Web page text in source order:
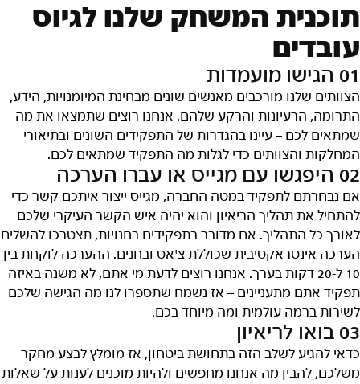
תוכנית המשחק שלנו לגיוס
עובדים
01 הגישו מועמדות
הצוותים שלנו מורכבים מאנשים שונים מבחינת המיומנויות, הידע,
התרומה, הרעיונות והרקע שלהם. אנחנו רוצים שתמצאו את מה
שמתאים לכם – עיינו בהגדרות של התפקידים השונים ובתיאורי
המחלקות והצוותים כדי לגלות מה התפקיד שמתאים לכם.
02 היפגשו עם מגייס או עברו הערכה
אם נבחרתם לתפקיד במטה החברה, מגייס ייצור איתכם קשר כדי
להתחיל את תהליך הריאיון והוא יהיה איש הקשר העיקרי שלכם
לאורך כל התהליך. אם מדובר בתפקידים בחנויות, תצטרכו להשלים
הערכה אינטראקטיבית שכוללת צ'אט ובחנים. ההערכה לוקחת בין
10 ל-20 דקות בערך. אנחנו רוצים לדעת מי אתם, לא משנה באיזה
תפקיד אתם מתעניינים – אז נשמח שתספרו לנו מה הגישה שלכם
לשירות ברמה עולמית ומה מיוחד בכם.
03 בואו לריאיון
כדאי להגיע לשלב הזה בתחושת ביטחון, אז מומלץ לבצע מחקר
משלכם, להבין מה אנחנו מחפשים ולהיות מוכנים לענות על שאלות